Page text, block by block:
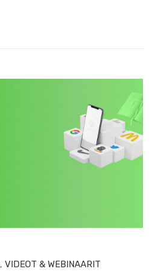
,VIDEOT & WEBINAARIT